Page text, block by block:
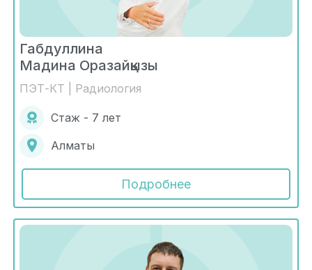
Габдуллина
Мадина Оразайқызы
ПЭТ-КТ | Радиология
Стаж - 7 лет
Алматы
Подробнее